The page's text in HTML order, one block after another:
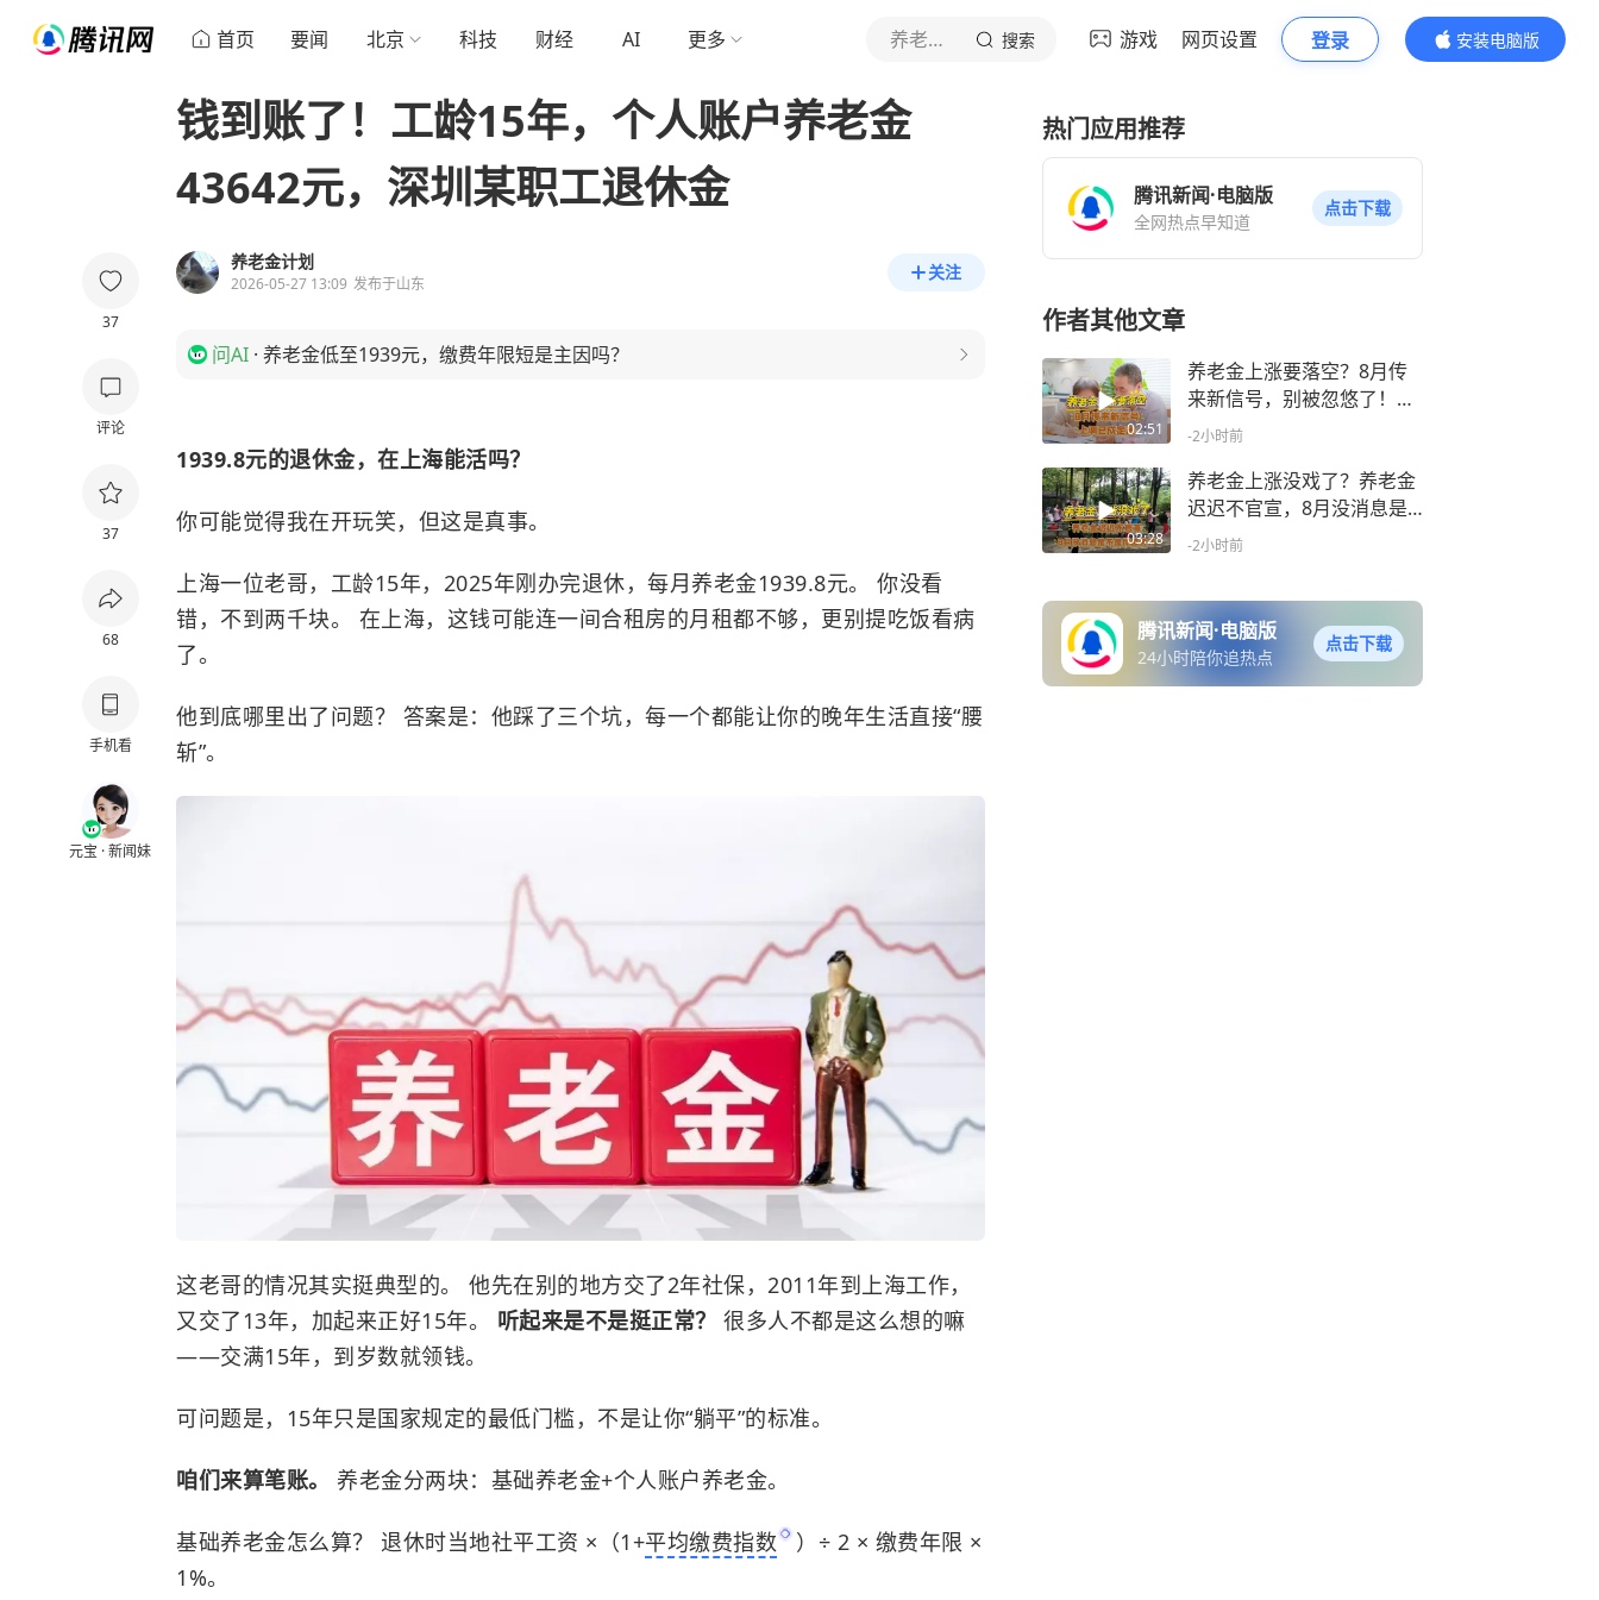
首页 要闻 北京 科技 财经 AI 更多 养老金计划 搜索 游戏 网页设置 登录
安装电脑版
内容更精彩
37
评论
37
68
手机看
元宝 · 新闻妹
钱到账了！工龄15年，个人账户养老金
43642元，深圳某职工退休金
养老金计划
2026-05-27 13:09 发布于山东
关注
问AI · 养老金低至1939元，缴费年限短是主因吗？
1939.8元的退休金，在上海能活吗？
你可能觉得我在开玩笑，但这是真事。
上海一位老哥，工龄15年，2025年刚办完退休，每月养老金1939.8元。 你没看
错，不到两千块。 在上海，这钱可能连一间合租房的月租都不够，更别提吃饭看病
了。
他到底哪里出了问题？ 答案是：他踩了三个坑，每一个都能让你的晚年生活直接“腰
斩”。
这老哥的情况其实挺典型的。 他先在别的地方交了2年社保，2011年到上海工作，
又交了13年，加起来正好15年。 听起来是不是挺正常？ 很多人不都是这么想的嘛
——交满15年，到岁数就领钱。
可问题是，15年只是国家规定的最低门槛，不是让你“躺平”的标准。
咱们来算笔账。 养老金分两块： 基础养老金+个人账户养老金。
基础养老金怎么算？ 退休时当地社平工资 ×（1+平均缴费指数
）÷ 2 × 缴费年限 ×
1%。
热门应用推荐
腾讯新闻·电脑版
全网热点早知道
点击下载
作者其他文章
02:51
养老金上涨要落空？8月传
来新信号，别被忽悠了！国
家兜底着呢，上调已成定局
-2小时前
03:28
养老金上涨没戏了？养老金
迟迟不官宣，8月没消息是
不是彻底黄了？
-2小时前
腾讯新闻·电脑版
24小时陪你追热点
点击下载